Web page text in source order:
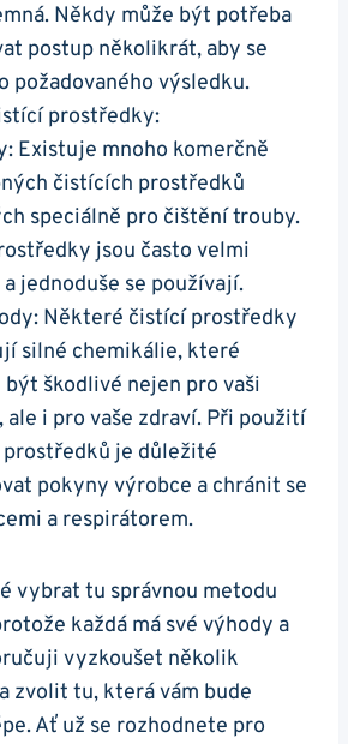
Někdy může být potřeba​
postup několikrát, aby se
požadovaného výsledku.
prostředky:
Existuje mnoho komerčně
čistících prostředků
speciálně pro⁢ čištění trouby.
jsou často velmi
jednoduše se používají.
Některé čistící prostředky
silné chemikálie, které‌
být škodlivé nejen ‌pro vaši
ale i pro vaše zdraví. Při použití
je důležité
pokyny výrobce a chránit se
a respirátorem.
vybrat tu ​správnou metodu
každá má své výhody a
vyzkoušet několik
zvolit tu, která vám bude
Ať už se rozhodnete pro